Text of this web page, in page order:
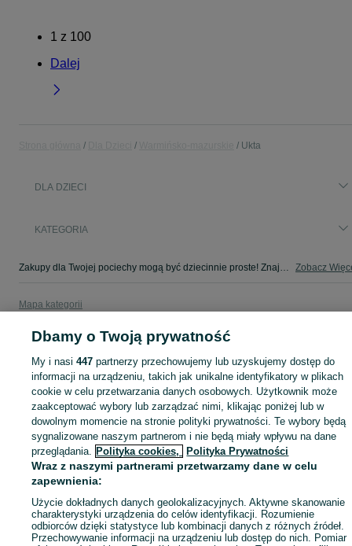
1 z 100
Dalej
Ukta
DLA DZIECI
KATEGORIA
Zakupy dla Twojej pociechy mogą być dziecinnie proste! Znajdź to, czego potrzebujesz w kategorii Dla Dzieci na OLX - Ukta i okolice! Zobacz
Mapa kategorii
Mapa ministron
Popularne wyszukiwania
Dbamy o Twoją prywatność
My i nasi447 partnerzy przechowujemy lub uzyskujemy dostęp do
informacji na urządzeniu, takich jak unikalne identyfikatory w plikach
cookie w celu przetwarzania danych osobowych. Użytkownik może
zaakceptować wybory lub zarządzać nimi, klikając poniżej lub w
dowolnym momencie na stronie polityki prywatności. Te wybory będą
sygnalizowane naszym partnerom i nie będą miały wpływu na dane
przeglądania. Polityka cookies, Polityka Prywatności
Wraz z naszymi partnerami przetwarzamy dane w celu
zapewnienia:
Użycie dokładnych danych geolokalizacyjnych. Aktywne skanowanie
charakterystyki urządzenia do celów identyfikacji. Rozumienie
odbiorców dzięki statystyce lub kombinacji danych z różnych źródeł.
Przechowywanie informacji na urządzeniu lub dostęp do nich. Pomiar